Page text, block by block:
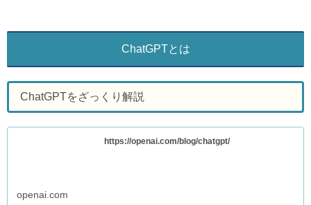
ChatGPTとは
ChatGPTをざっくり解説
https://openai.com/blog/chatgpt/
openai.com